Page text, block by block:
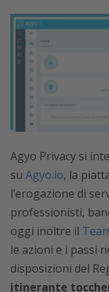
Agyo Privacy si
su Agyo.io, la
l’erogazione di
professionisti,
oggi inoltre il
le azioni e i passi
disposizioni del
itinerante